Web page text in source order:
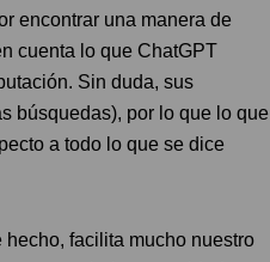
encontrar una manera de
cuenta lo que ChatGPT
Sin duda, sus
búsquedas), por lo que lo que
a todo lo que se dice
hecho, facilita mucho nuestro